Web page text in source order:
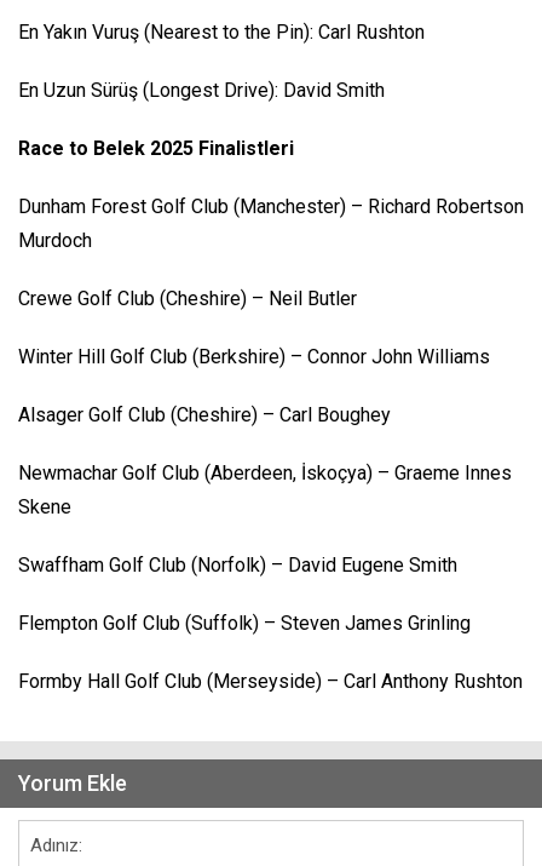
En Yakın Vuruş (Nearest to the Pin): Carl Rushton
En Uzun Sürüş (Longest Drive): David Smith
Race to Belek 2025 Finalistleri
Dunham Forest Golf Club (Manchester) – Richard Robertson
Murdoch
Crewe Golf Club (Cheshire) – Neil Butler
Winter Hill Golf Club (Berkshire) – Connor John Williams
Alsager Golf Club (Cheshire) – Carl Boughey
Newmachar Golf Club (Aberdeen, İskoçya) – Graeme Innes
Skene
Swaffham Golf Club (Norfolk) – David Eugene Smith
Flempton Golf Club (Suffolk) – Steven James Grinling
Formby Hall Golf Club (Merseyside) – Carl Anthony Rushton
Yorum Ekle